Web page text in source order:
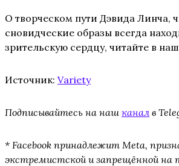
О творческом пути Дэвида Линча,
сновидческие образы всегда
зрительскую сердцу, читайте в
Источник: Variety
Подписывайтесь на наш канал в
* Facebook принадлежит Meta,
экстремистской и запрещённой на